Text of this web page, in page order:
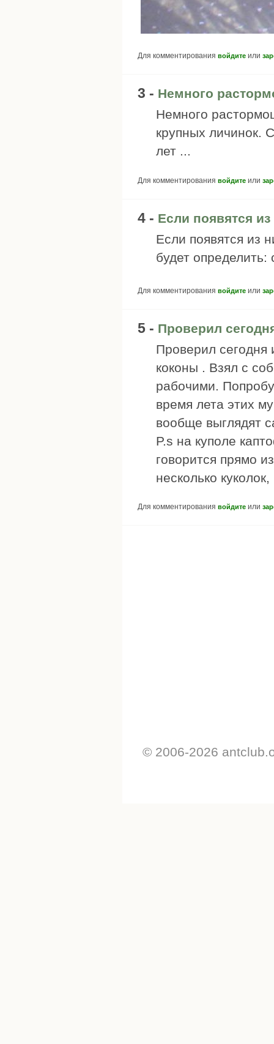
Для комментирования войдите или
3 - Немного
Немного
крупных личинок.
лет ...
Для комментирования войдите или
4 - Если появятся
Если появятся из
будет
Для комментирования войдите или
5 - Проверил
Проверил сегодня
коконы . Взял с
рабочими.
время лета этих
вообще выглядят
P.s на куполе
говорится прямо
несколько
Для комментирования войдите или
© 2006-2026